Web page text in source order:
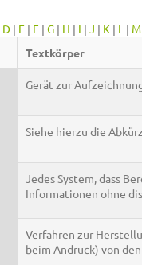
D | E | F | G | H | I | J | K | L | M
Textkörper
Gerät zur
Siehe hierzu die
Jedes System, dass
Informationen ohne
Verfahren zur
beim Andruck) von